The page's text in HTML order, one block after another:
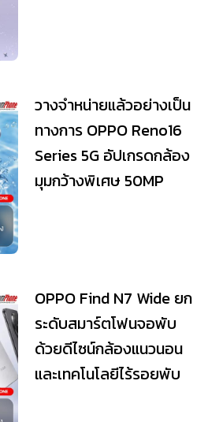
วางจำหน่ายแล้วอย่างเป็น
ทางการ OPPO Reno16
Series 5G อัปเกรดกล้อง
มุมกว้างพิเศษ 50MP
OPPO Find N7 Wide ยก
ระดับสมาร์ตโฟนจอพับ
ด้วยดีไซน์กล้องแนวนอน
และเทคโนโลยีไร้รอยพับ